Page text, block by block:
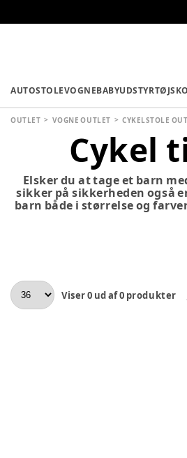
AUTOSTOLEVOGNEBABYUDSTYRTØJSKO
OUTLET VOGNE OUTLET CYKELSTOLE
Cykel
Elsker du at tage et barn
sikker på sikkerheden også
barn både i størrelse og
Viser0 ud af0 produkter